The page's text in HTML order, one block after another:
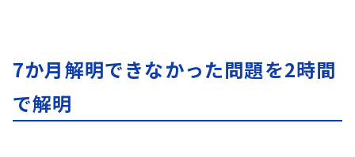
7か月解明できなかった問題を2時間
で解明